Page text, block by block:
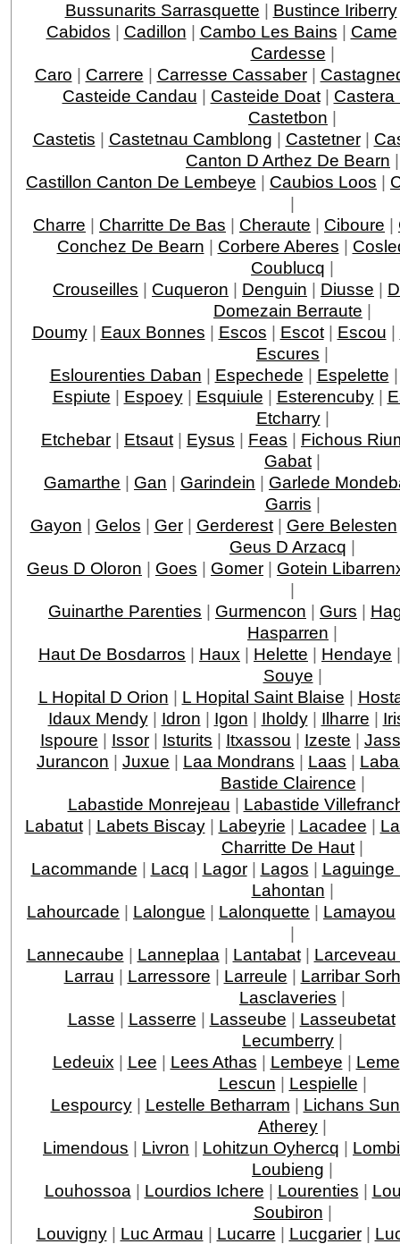
Bussunarits Sarrasquette | Bustince Iriberry
Cabidos | Cadillon | Cambo Les Bains | Came
Cardesse |
Caro | Carrere | Carresse Cassaber|
Casteide Candau | Casteide Doat| Castera
Castetbon |
Castetis | Castetnau Camblong | Castetner|
Canton D Arthez De Bearn |
Castillon Canton De Lembeye | Caubios Loos |
|
Charre | Charritte De Bas | Cheraute | Ciboure |
Conchez De Bearn | Corbere Aberes |
Coublucq |
Crouseilles | Cuqueron | Denguin | Diusse |
Domezain Berraute |
Doumy| Eaux Bonnes | Escos | Escot| Escou |
Escures |
Eslourenties Daban | Espechede | Espelette
Espiute | Espoey| Esquiule | Esterencuby|
Etcharry|
Etchebar | Etsaut | Eysus | Feas | Fichous
Gabat |
Gamarthe | Gan | Garindein | Garlede
Garris |
Gayon | Gelos | Ger| Gerderest| Gere Belesten
Geus D Arzacq |
Geus D Oloron | Goes | Gomer | Gotein
|
Guinarthe Parenties | Gurmencon | Gurs |
Hasparren |
Haut De Bosdarros | Haux | Helette | Hendaye
Souye |
L Hopital D Orion | L Hopital Saint Blaise |
Idaux Mendy| Idron | Igon | Iholdy| Ilharre |
Ispoure | Issor | Isturits | Itxassou | Izeste |
Jurancon | Juxue | Laa Mondrans | Laas |
Bastide Clairence |
Labastide Monrejeau | Labastide
Labatut| Labets Biscay| Labeyrie | Lacadee |
Charritte De Haut |
Lacommande | Lacq | Lagor| Lagos | Laguinge
Lahontan |
Lahourcade | Lalongue | Lalonquette | Lamayou
|
Lannecaube | Lanneplaa | Lantabat| Larceveau
Larrau | Larressore | Larreule | Larribar
Lasclaveries |
Lasse | Lasserre | Lasseube | Lasseubetat
Lecumberry |
Ledeuix | Lee | Lees Athas | Lembeye | Leme
Lescun | Lespielle |
Lespourcy| Lestelle Betharram | Lichans
Atherey |
Limendous | Livron | Lohitzun Oyhercq |
Loubieng |
Louhossoa | Lourdios Ichere | Lourenties |
Soubiron |
Louvigny| Luc Armau | Lucarre | Lucgarier|